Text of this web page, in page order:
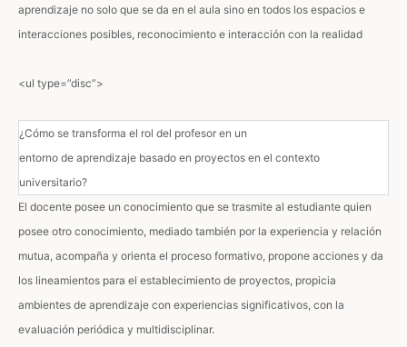
aprendizaje no solo que se da en el aula sino en todos los espacios e
interacciones posibles, reconocimiento e interacción con la realidad
<ul type=”disc”>
¿Cómo se transforma el rol del profesor en un
entorno de aprendizaje basado en proyectos en el contexto
universitario?
El docente posee un conocimiento que se trasmite al estudiante quien
posee otro conocimiento, mediado también por la experiencia y relación
mutua, acompaña y orienta el proceso formativo, propone acciones y da
los lineamientos para el establecimiento de proyectos, propicia
ambientes de aprendizaje con experiencias significativos, con la
evaluación periódica y multidisciplinar.